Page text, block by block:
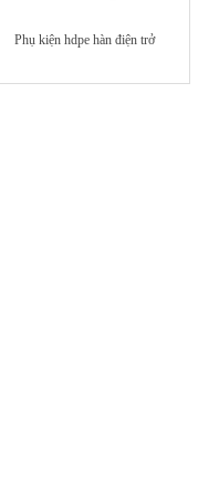
Phụ kiện hdpe hàn điện trở